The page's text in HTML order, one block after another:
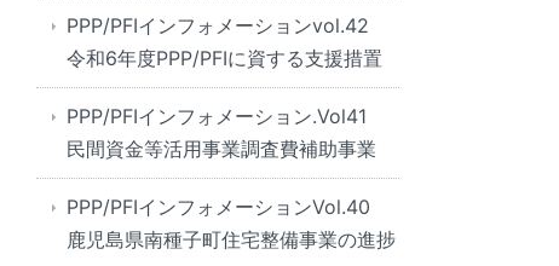
PPP/PFIインフォメーションvol.42
令和6年度PPP/PFIに資する支援措置
PPP/PFIインフォメーション.Vol41
民間資金等活用事業調査費補助事業
PPP/PFIインフォメーションVol.40
鹿児島県南種子町住宅整備事業の進捗